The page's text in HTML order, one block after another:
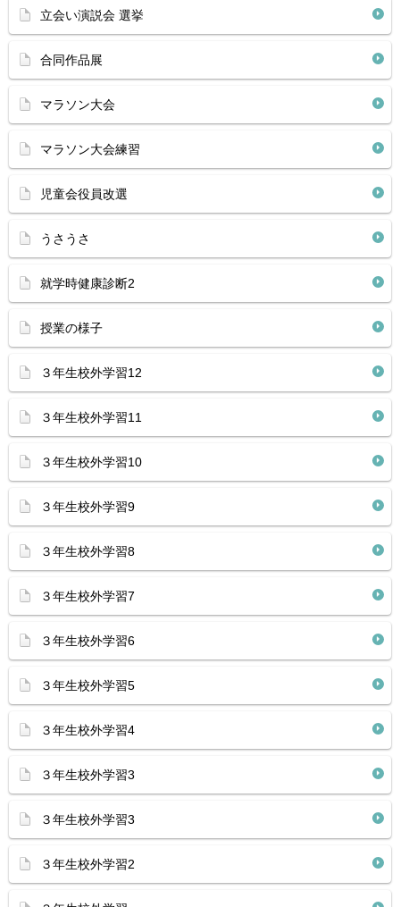
立会い演説会 選挙
合同作品展
マラソン大会
マラソン大会練習
児童会役員改選
うさうさ
就学時健康診断2
授業の様子
３年生校外学習12
３年生校外学習11
３年生校外学習10
３年生校外学習9
３年生校外学習8
３年生校外学習7
３年生校外学習6
３年生校外学習5
３年生校外学習4
３年生校外学習3
３年生校外学習3
３年生校外学習2